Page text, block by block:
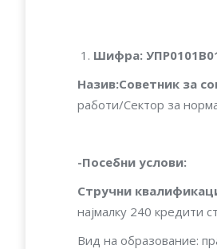
Шифра:
Назив:Советник за
работи/Сектор за
-Посебни услови:
Стручни
најмалку 240 кредити
Вид на образование: